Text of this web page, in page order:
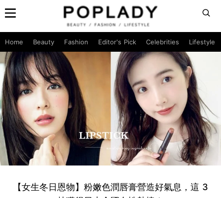
Home Beauty Fashion Editor's Pick Celebrities Lifestyle
【女生冬日恩物】粉嫩色潤唇膏營造好氣息，這 3